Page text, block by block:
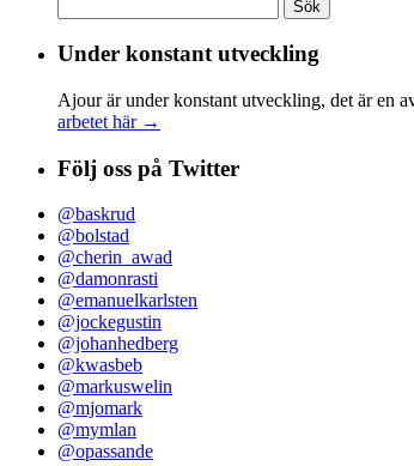
efter:
Under konstant utveckling
Ajour är under konstant utveckling, det är en
arbetet här →
Följ oss på Twitter
@baskrud
@bolstad
@cherin_awad
@damonrasti
@emanuelkarlsten
@jockegustin
@johanhedberg
@kwasbeb
@markuswelin
@mjomark
@mymlan
@opassande